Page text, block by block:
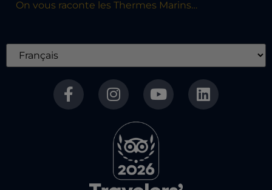
On vous raconte les Thermes Marins…